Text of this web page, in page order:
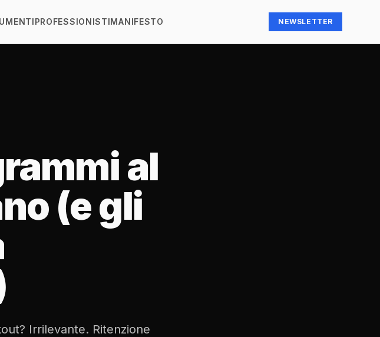
PROFESSIONISTIMANIFESTO NEWSLETTER
al
(e gli
Irrilevante. Ritenzione